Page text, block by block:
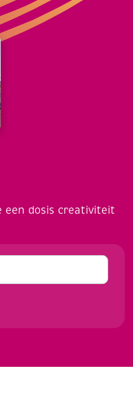
een dosis creativiteit